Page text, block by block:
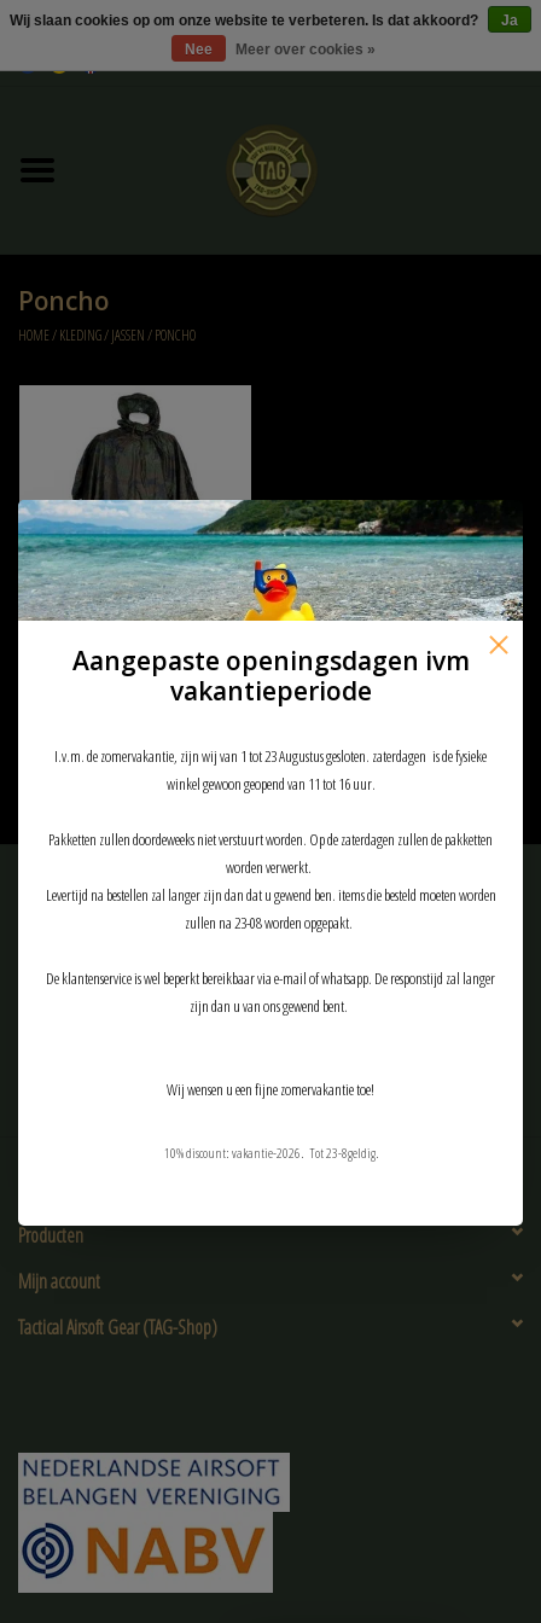
UItverkoop
Kleding
Ammo
Replica Parts
Diverse
Poncho
HOME/KLEDING/JASSEN/PONCHO
PONCHO ZWAAR WOODLAND
Meld je aan voor onze nieuwsbrief:
ABONNEER
Producten
Mijn account
Tactical Airsoft Gear (TAG-Shop)
Wij slaan cookies op om onze website te verbeteren. Is dat akkoord?
Ja
Nee
Meer over cookies »
Aangepaste openingsdagen ivm
vakantieperiode
I.v.m. de zomervakantie, zijn wij van 1 tot 23 Augustus gesloten. zaterdagen is de fysieke
winkel gewoon geopend van 11 tot 16 uur.
Pakketten zullen doordeweeks niet verstuurt worden. Op de zaterdagen zullen de pakketten
worden verwerkt.
Levertijd na bestellen zal langer zijn dan dat u gewend ben. items die besteld moeten worden
zullen na 23-08 worden opgepakt.
De klantenservice is wel beperkt bereikbaar via e-mail of whatsapp. De responstijd zal langer
zijn dan u van ons gewend bent.
Wij wensen u een fijne zomervakantie toe!
10% discount: vakantie-2026. Tot 23-8geldig.